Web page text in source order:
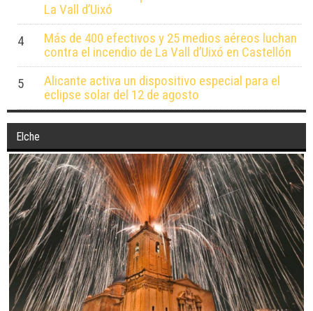
La Vall d’Uixó
4
Más de 400 efectivos y 25 medios aéreos luchan
contra el incendio de La Vall d’Uixó en Castellón
5
Alicante activa un dispositivo especial para el
eclipse solar del 12 de agosto
Elche